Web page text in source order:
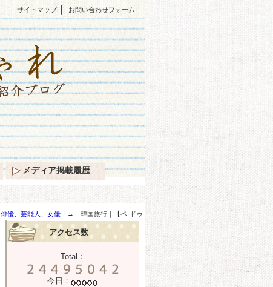
俳優、芸能人、女優 → 韓国旅行｜【ペ·ドゥ
アクセス数
Total：
今日：
サイトマップ｜ お問い合わせフォーム
メディア掲載履歴